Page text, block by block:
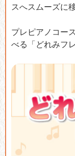
スへスムーズに
プレピアノコー
べる「どれみフ